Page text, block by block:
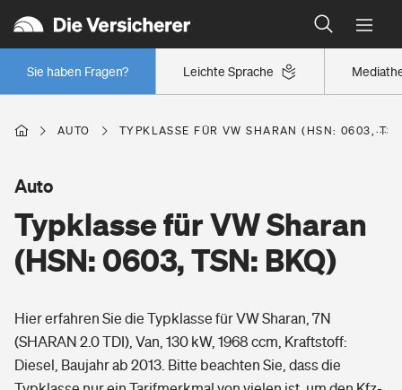
Leichte Sprache
Sie haben Fragen?
Wer versichert was: Jetzt Versicherer finden
Regionalklassen: So ist Ihre Region eingestuft
Wer versichert was: Jetzt Versicherer finden
Berufsunfähigkeitsversicherung
Erwerbsunfähigkeitsversicherung
Grundfähigkeitsversicherung
Arbeitsrechtsschutz
Wohnen
Freizeit
Pri­vate Haft­pflicht­
AUTO TYPKLASSE FÜR VW SHARAN (HSN: 0603,
Typklasse für VW Sharan
(HSN: 0603, TSN: BKQ)
Auto
Hier erfahren Sie die Typklasse für VW Sharan, 7N
(SHARAN 2.0 TDI), Van, 130 kW, 1968 ccm, Kraftstoff:
Diesel, Baujahr ab 2013. Bitte beachten Sie, dass die